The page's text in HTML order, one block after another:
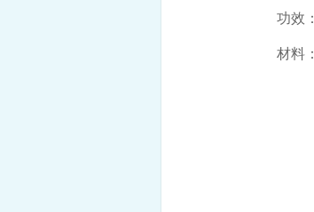
功效：
材料：